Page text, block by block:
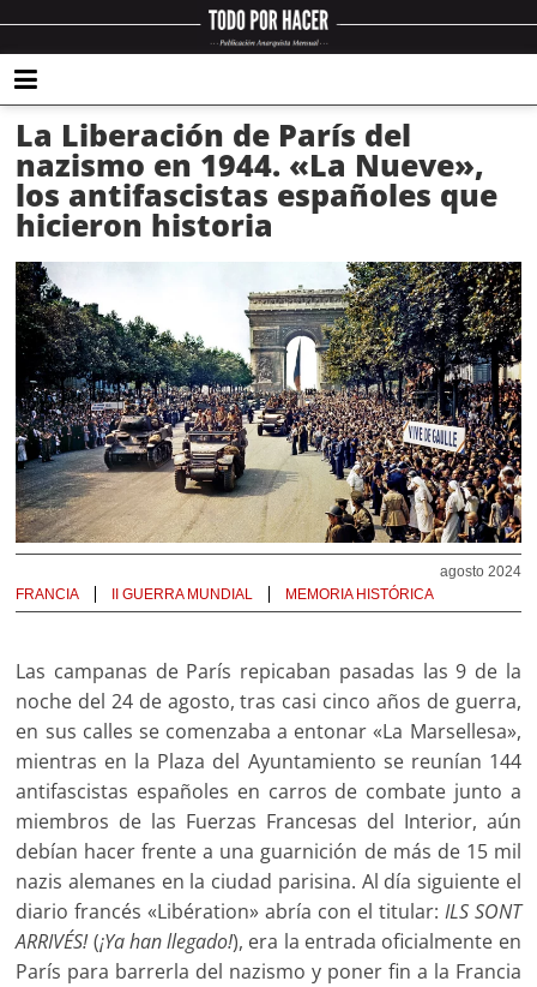
La Liberación de París del
nazismo en 1944. «La Nueve»,
los antifascistas españoles que
hicieron historia
agosto 2024
FRANCIA
II GUERRA MUNDIAL MEMORIA HISTÓRICA
Las campanas de París repicaban pasadas las 9 de la
noche del 24 de agosto, tras casi cinco años de guerra,
en sus calles se comenzaba a entonar «La Marsellesa»,
mientras en la Plaza del Ayuntamiento se reunían 144
antifascistas españoles en carros de combate junto a
miembros de las Fuerzas Francesas del Interior, aún
debían hacer frente a una guarnición de más de 15 mil
nazis alemanes en la ciudad parisina. Al día siguiente el
diario francés «Libération» abría con el titular: ILS SONT
ARRIVÉS!(¡Ya han llegado!), era la entrada oficialmente en
París para barrerla del nazismo y poner fin a la Francia